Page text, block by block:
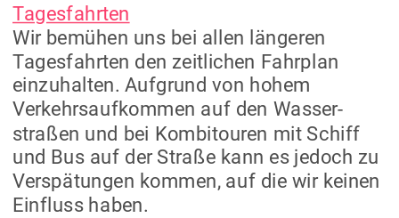
Tagesfahrten
Wir bemühen uns bei allen längeren
Tagesfahrten den zeitlichen Fahrplan
einzuhalten. Aufgrund von hohem
Verkehrsaufkommen auf den Wasser-
straßen und bei Kombitouren mit Schiff
und Bus auf der Straße kann es jedoch zu
Verspätungen kommen, auf die wir keinen
Einfluss haben.